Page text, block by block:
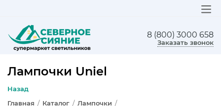
8 (800) 3000 658
Заказать звонок
Лампочки Uniel
Назад
Главная / Каталог / Лампочки /
ЛЮСТРЫ
БРА И ПОДСВЕТКА